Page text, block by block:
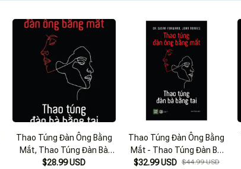
Thao Túng Đàn Ông Bằng
Mắt, Thao Túng Đàn Bà
Bằng Tai
$28.99 USD
Thao Túng Đàn Ông Bằng
Mắt - Thao Túng Đàn Bà
Bằng Tai
$32.99 USD $44.99 USD